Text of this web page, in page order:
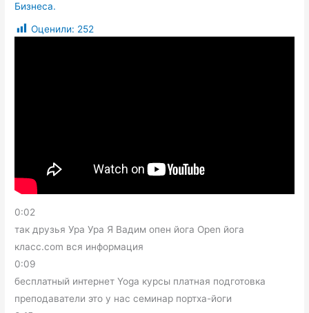
Бизнеса.
Оценили: 252
0:02
так друзья Ура Ура Я Вадим опен йога Open йога
класс.com вся информация
0:09
бесплатный интернет Yoga курсы платная подготовка
преподаватели это у нас семинар портха-йоги